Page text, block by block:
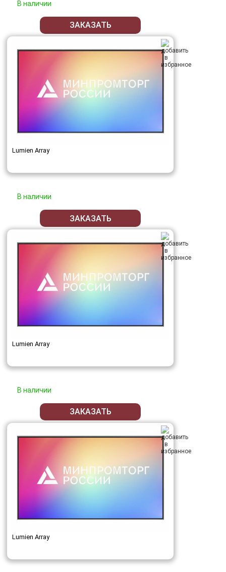
В наличии
ЗАКАЗАТЬ
Lumien Array
В наличии
ЗАКАЗАТЬ
Lumien Array
В наличии
ЗАКАЗАТЬ
Lumien Array